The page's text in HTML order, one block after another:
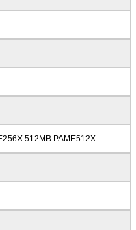
512MB:PAME512X